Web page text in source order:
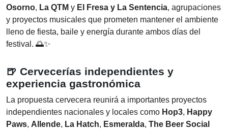
Osorno, La QTM y El Fresa y La Sentencia, agrupaciones
y proyectos musicales que prometen mantener el ambiente
lleno de fiesta, baile y energía durante ambos días del
festival. 🌅✨
🍺 Cervecerías independientes y
experiencia gastronómica
La propuesta cervecera reunirá a importantes proyectos
independientes nacionales y locales como Hop3, Happy
Paws, Allende, La Hatch, Esmeralda, The Beer Social